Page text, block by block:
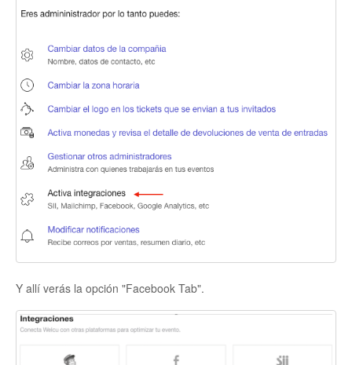
Y allí verás la opción "Facebook Tab".